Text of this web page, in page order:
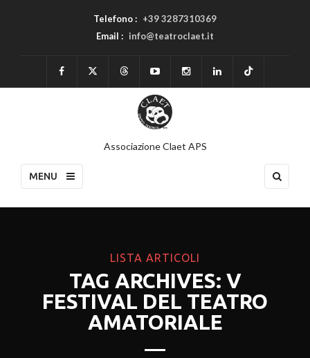
Telefono : +39 3287310369
Email : info@teatroclaet.it
Associazione Claet APS
MENU
LISTA ARTICOLI
TAG ARCHIVES: V
FESTIVAL DEL TEATRO
AMATORIALE